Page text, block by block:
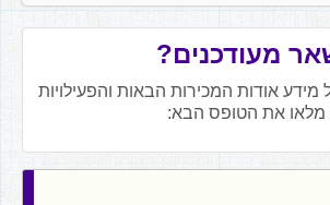
מעודכנים?
אודות המכירות הבאות והפעילויות
מלאו את הטופס הבא: